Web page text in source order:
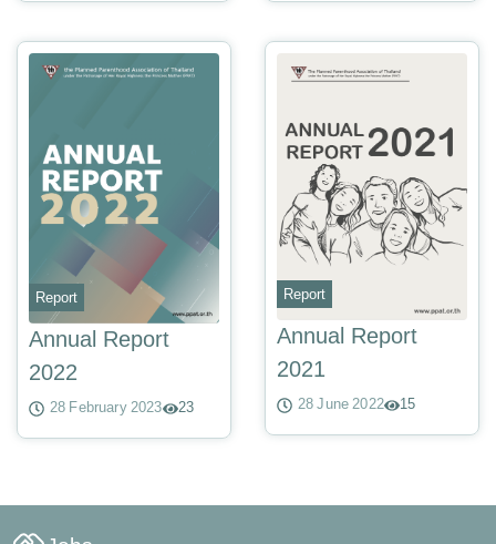
Report
Annual Report
2022
28 February 2023 23
Report
Annual Report
2021
28 June 2022 15